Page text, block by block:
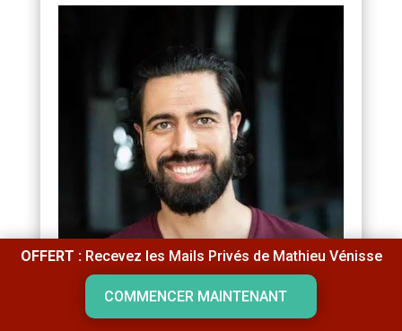
OFFERT :Recevez les Mails Privés de Mathieu Vénisse
COMMENCER MAINTENANT